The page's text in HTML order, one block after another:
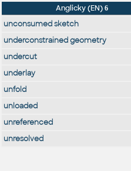
Anglicky (EN) 6
unconsumed sketch
underconstrained geometry
undercut
underlay
unfold
unloaded
unreferenced
unresolved